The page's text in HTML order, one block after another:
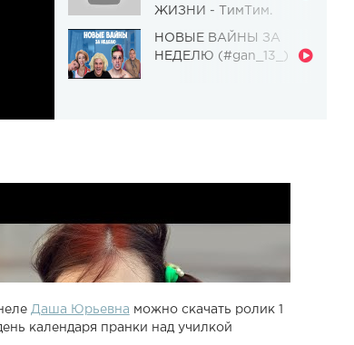
ЖИЗНИ - ТимТим.
НОВЫЕ ВАЙНЫ ЗА
НЕДЕЛЮ (#gan_13_)
Даша Юрьевна можно скачать ролик 1
календаря пранки над училкой